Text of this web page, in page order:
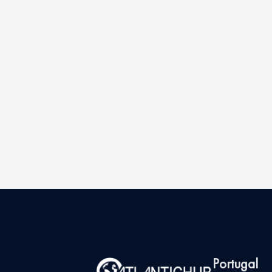
Portugal